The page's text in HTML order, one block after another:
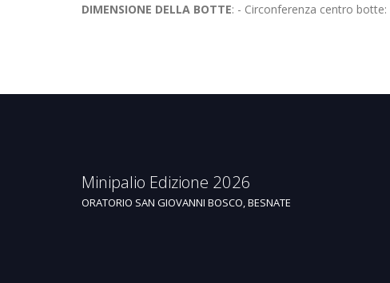
DIMENSIONE DELLA BOTTE: - Circonferenza centro
Minipalio Edizione 2026
ORATORIO SAN GIOVANNI BOSCO, BESNATE